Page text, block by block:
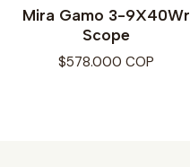
Mira Gamo 3-9X40Wr
Scope
$578.000 COP